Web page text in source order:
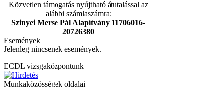
Közvetlen támogatás nyújtható átutalással az
alábbi számlaszámra:
Szinyei Merse Pál Alapítvány 11706016-
20726380
Események
Jelenleg nincsenek események.
ECDL vizsgaközpontunk
Munkaközösségek oldalai